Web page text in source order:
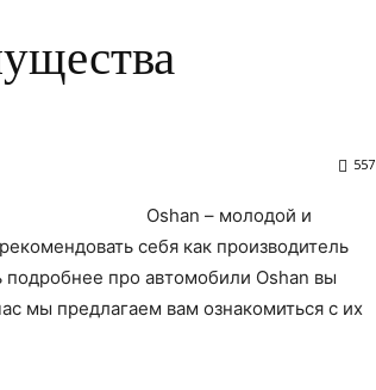
557
Oshan – молодой и
себя как производитель
про автомобили Oshan вы
мы предлагаем вам ознакомиться с их